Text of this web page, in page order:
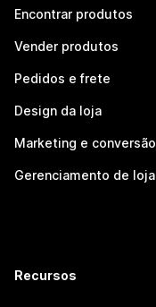
Encontrar produtos
Vender produtos
Pedidos e frete
Design da loja
Marketing e conversão
Gerenciamento de loja
Recursos